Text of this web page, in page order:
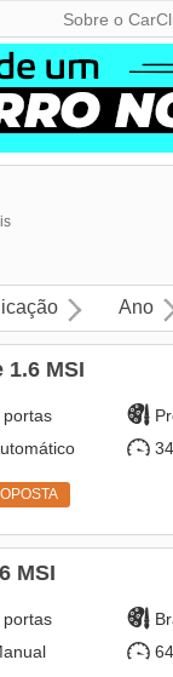
Sobre o
Ano
1.6 MSI
portas
MSI
portas